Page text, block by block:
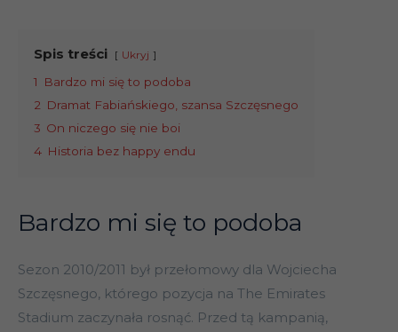
Spis treści Ukryj
1
Bardzo mi się to podoba
2 Dramat Fabiańskiego, szansa Szczęsnego
3 On niczego się nie boi
4 Historia bez happy endu
Bardzo mi się to podoba
Sezon 2010/2011 był przełomowy dla Wojciecha
Szczęsnego, którego pozycja na The Emirates
Stadium zaczynała rosnąć. Przed tą kampanią,